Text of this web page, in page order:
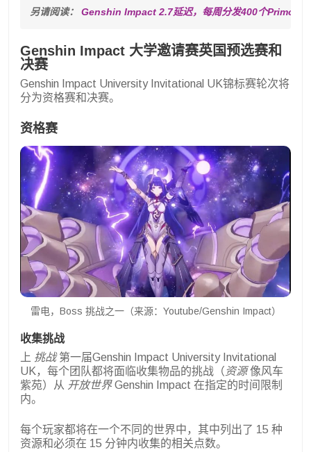
另请阅读： Genshin Impact 2.7延迟，每周分发400个
Genshin Impact 大学邀请赛英国预选赛和
决赛
Genshin Impact University Invitational UK锦标赛轮次将
分为资格赛和决赛。
资格赛
雷电，Boss 挑战之一（来源：Youtube/Genshin Impact）
收集挑战
上 挑战第一届Genshin Impact University Invitational
UK，每个团队都将面临收集物品的挑战（资源像风车
紫苑）从 开放世界Genshin Impact 在指定的时间限制
内。
每个玩家都将在一个不同的世界中，其中列出了 15 种
资源和必须在 15 分钟内收集的相关点数。